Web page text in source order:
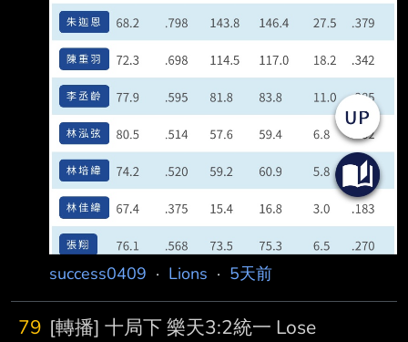
success0409 · Lions · 5天前
79 [轉播] 十局下 樂天3:2統一 Lose